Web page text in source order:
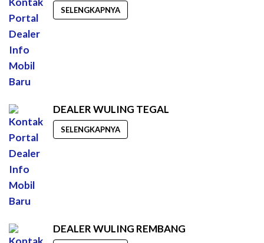
SELENGKAPNYA
DEALER WULING TEGAL
SELENGKAPNYA
DEALER WULING REMBANG